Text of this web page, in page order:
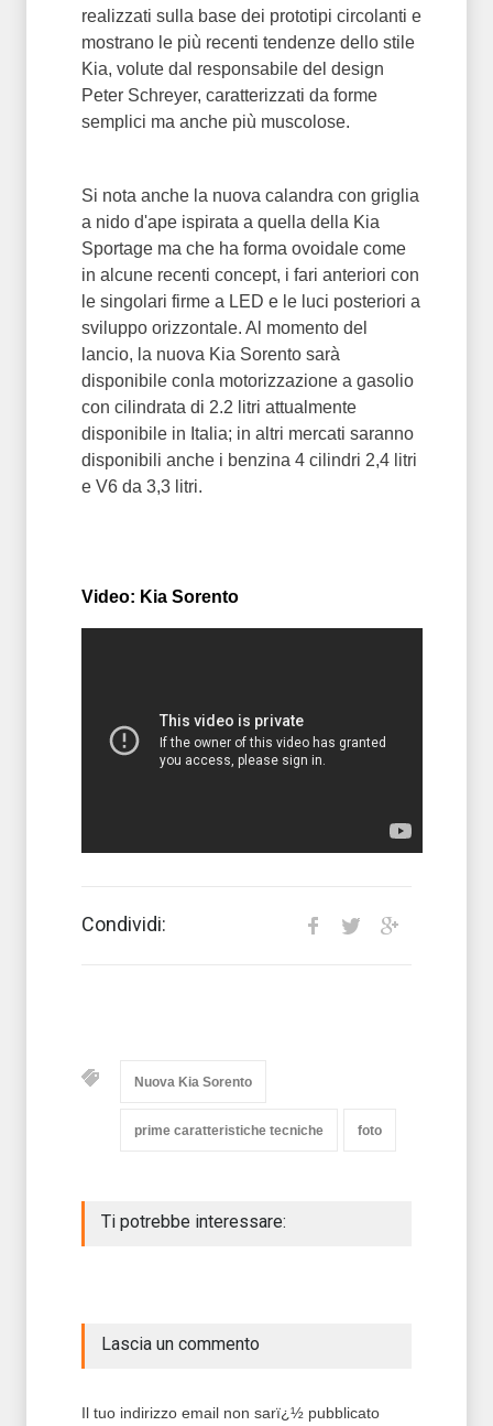
realizzati sulla base dei prototipi circolanti e
mostrano le più recenti tendenze dello stile
Kia, volute dal responsabile del design
Peter Schreyer, caratterizzati da forme
semplici ma anche più muscolose.
Si nota anche la nuova calandra con griglia
a nido d'ape ispirata a quella della Kia
Sportage ma che ha forma ovoidale come
in alcune recenti concept, i fari anteriori con
le singolari firme a LED e le luci posteriori a
sviluppo orizzontale. Al momento del
lancio, la nuova Kia Sorento sarà
disponibile conla motorizzazione a gasolio
con cilindrata di 2.2 litri attualmente
disponibile in Italia; in altri mercati saranno
disponibili anche i benzina 4 cilindri 2,4 litri
e V6 da 3,3 litri.
Video: Kia Sorento
Condividi:
Nuova Kia Sorento
prime caratteristiche tecniche foto
Ti potrebbe interessare:
Lascia un commento
Il tuo indirizzo email non sarï¿½ pubblicato